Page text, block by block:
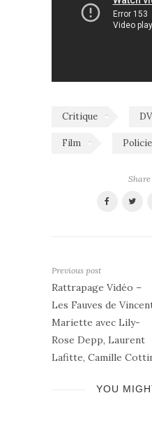
Critique
Film
Previous post
Rattrapage Vidéo –
Les Fauves de
Mariette avec Lily-
Rose Depp, Laurent
Lafitte, Camille
YOU